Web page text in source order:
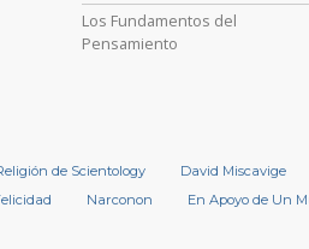
Los Fundamentos del
Pensamiento
de Scientology David Miscavige
Narconon En Apoyo de Un